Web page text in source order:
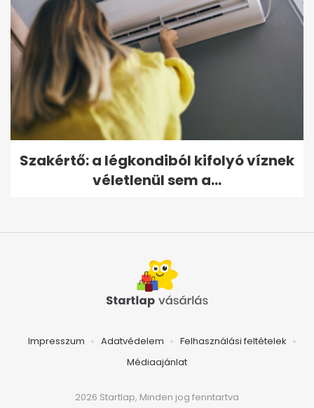
Szakértő: a légkondiból kifolyó víznek
véletlenül sem a...
Impresszum Adatvédelem
Felhasználási feltételek
Médiaajánlat
2026 Startlap, Minden jog fenntartva